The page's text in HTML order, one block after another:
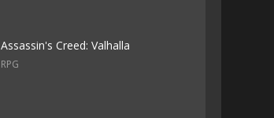
Assassin's Creed: Valhalla
RPG